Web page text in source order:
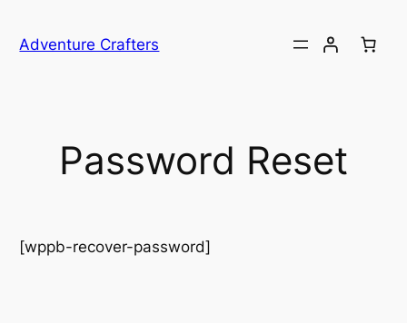
doAdventure Crafters
Password Reset
[wppb-recover-password]